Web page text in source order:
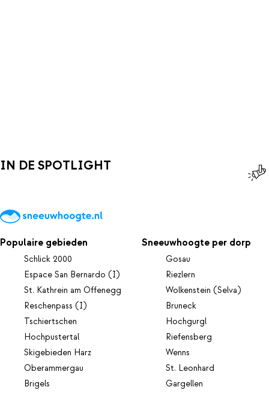
IN DE SPOTLIGHT
Populaire gebieden
Schlick 2000
Espace San Bernardo (I)
St. Kathrein am Offenegg
Reschenpass (I)
Tschiertschen
Hochpustertal
Skigebieden Harz
Oberammergau
Brigels
Sneeuwhoogte per dorp
Gosau
Riezlern
Wolkenstein (Selva)
Bruneck
Hochgurgl
Riefensberg
Wenns
St. Leonhard
Gargellen